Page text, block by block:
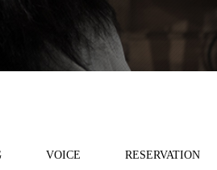
VOICE RESERVATION